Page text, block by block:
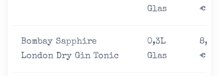
Glas
€
Bombay Sapphire
London Dry Gin Tonic
0,3L
Glas
8,00
€